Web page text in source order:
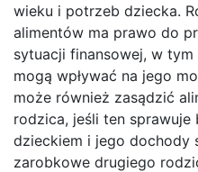
wieku i potrzeb dziecka.
alimentów ma prawo do
sytuacji finansowej, w
mogą wpływać na jego
może również zasądzić
rodzica, jeśli ten sprawuje
dzieckiem i jego dochody
zarobkowe drugiego